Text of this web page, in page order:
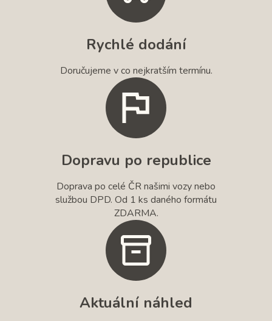
Rychlé dodání
Doručujeme v co nejkratším termínu.
Dopravu po republice
Doprava po celé ČR našimi vozy nebo
službou DPD. Od 1 ks daného formátu
ZDARMA.
Aktuální náhled